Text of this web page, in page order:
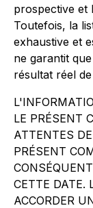
prospective et
Toutefois, la
exhaustive et
ne garantit
résultat réel
LE PRÉSENT
ATTENTES
PRÉSENT
CETTE DATE.
ACCORDER